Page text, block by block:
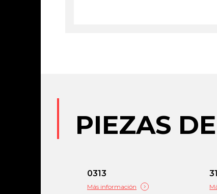
PIEZAS
0313
Más información